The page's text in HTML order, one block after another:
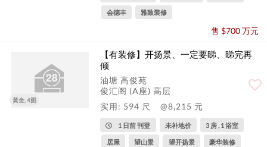
会德丰 雅致装修
售 $700 万元
黄金, 4图
【有装修】开扬景、一定要睇、睇完再
倾
油塘 高俊苑
俊汇阁 (A座) 高层
实用: 594 尺
@8,215 元
1 日前 刊登 未补地价 3 房 , 1 浴室
居屋 望山景 望开扬景 豪华装修